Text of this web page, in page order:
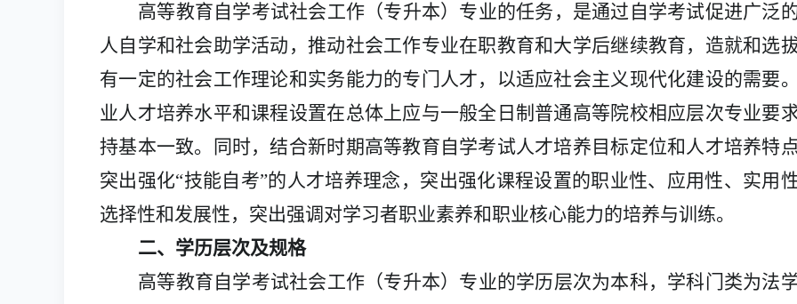
高等教育自学考试社会工作（专升本）专业的任务，是通过自学考试促进广泛
人自学和社会助学活动，推动社会工作专业在职教育和大学后继续教育，造就和选
有一定的社会工作理论和实务能力的专门人才，以适应社会主义现代化建设的需要
业人才培养水平和课程设置在总体上应与一般全日制普通高等院校相应层次专业要
持基本一致。同时，结合新时期高等教育自学考试人才培养目标定位和人才培养特
突出强化“技能自考”的人才培养理念，突出强化课程设置的职业性、应用性、实用
选择性和发展性，突出强调对学习者职业素养和职业核心能力的培养与训练。
二、学历层次及规格
高等教育自学考试社会工作（专升本）专业的学历层次为本科，学科门类为法